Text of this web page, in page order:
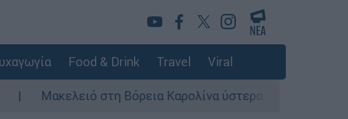
Food & Drink Travel Viral
στη Βόρεια Καρολίνα ύστερα από πυροβολισμούς: